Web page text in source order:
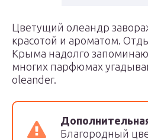
Цветущий олеандр
красотой и ароматом.
Крыма надолго
многих парфюмах
oleander.
Благородный